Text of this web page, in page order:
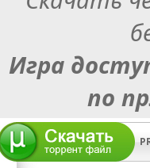
Игра
по